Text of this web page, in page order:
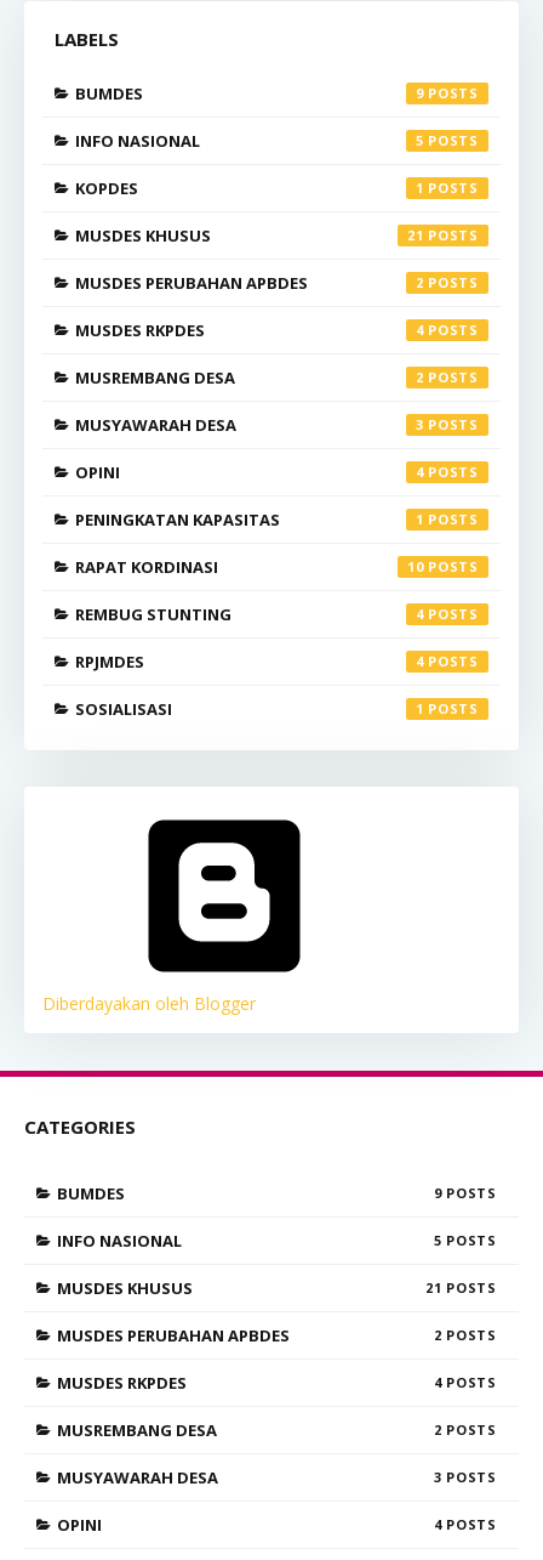
LABELS
BUMDES 9
INFO NASIONAL 5
KOPDES 1
MUSDES KHUSUS 21
MUSDES PERUBAHAN APBDES 2
MUSDES RKPDES 4
MUSREMBANG DESA 2
MUSYAWARAH DESA 3
OPINI 4
PENINGKATAN KAPASITAS 1
RAPAT KORDINASI 10
REMBUG STUNTING 4
RPJMDES 4
SOSIALISASI 1
Diberdayakan oleh Blogger
CATEGORIES
BUMDES 9
INFO NASIONAL 5
MUSDES KHUSUS 21
MUSDES PERUBAHAN APBDES 2
MUSDES RKPDES 4
MUSREMBANG DESA 2
MUSYAWARAH DESA 3
OPINI 4